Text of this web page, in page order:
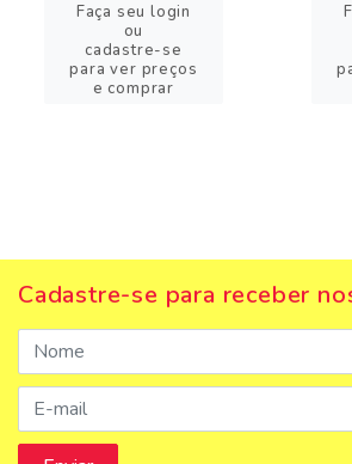
Faça seu login
ou
cadastre-se
para ver preços
e comprar
Cadastre-se para receber